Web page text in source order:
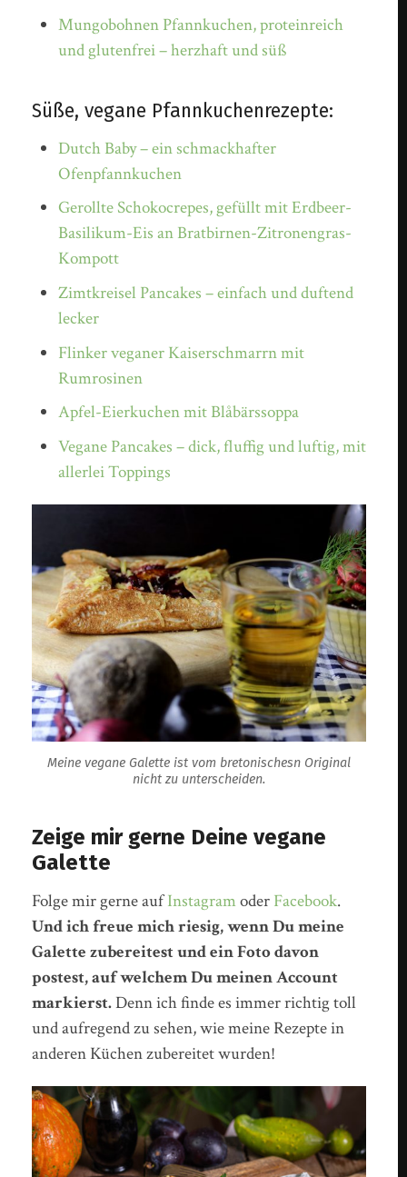
Mungobohnen Pfannkuchen, proteinreich
und glutenfrei – herzhaft und süß
Süße, vegane Pfannkuchenrezepte:
Dutch Baby – ein schmackhafter
Ofenpfannkuchen
Gerollte Schokocrepes, gefüllt mit Erdbeer-
Basilikum-Eis an Bratbirnen-Zitronengras-
Kompott
Zimtkreisel Pancakes – einfach und duftend
lecker
Flinker veganer Kaiserschmarrn mit
Rumrosinen
Apfel-Eierkuchen mit Blåbärssoppa
Vegane Pancakes – dick, fluffig und luftig, mit
allerlei Toppings
Meine vegane Galette ist vom bretonischesn Original
nicht zu unterscheiden.
Zeige mir gerne Deine vegane
Galette
Folge mir gerne aufInstagramoder Facebook.
Und ich freue mich riesig, wenn Du meine
Galette zubereitest und ein Foto davon
postest, auf welchem Du meinen Account
markierst.Denn ich finde es immer richtig toll
und aufregend zu sehen, wie meine Rezepte in
anderen Küchen zubereitet wurden!